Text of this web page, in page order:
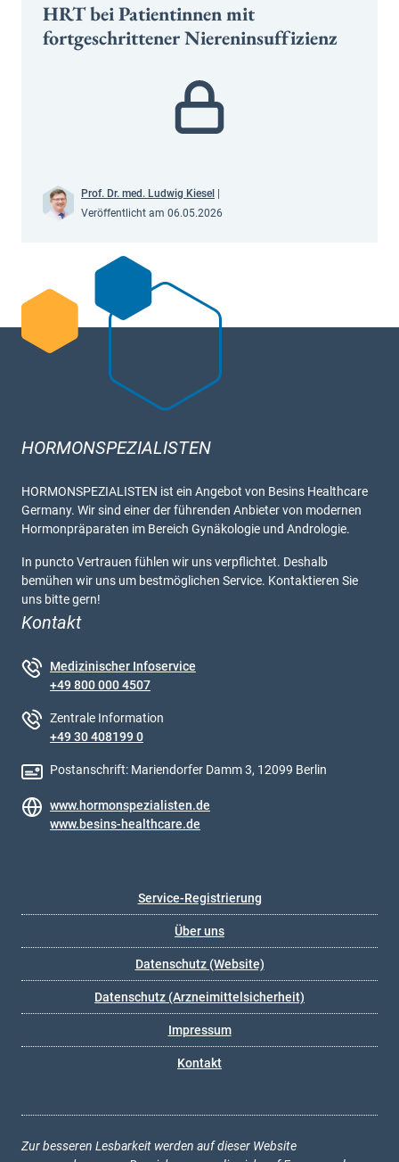
HRT bei Patientinnen mit
fortgeschrittener Niereninsuffizienz
Prof. Dr. med. Ludwig Kiesel
Veröffentlicht am 06.05.2026
HORMONSPEZIALISTEN
HORMONSPEZIALISTEN ist ein Angebot von Besins Healthcare
Germany. Wir sind einer der führenden Anbieter von modernen
Hormonpräparaten im Bereich Gynäkologie und Andrologie.
In puncto Vertrauen fühlen wir uns verpflichtet. Deshalb
bemühen wir uns um bestmöglichen Service. Kontaktieren Sie
uns bitte gern!
Kontakt
Medizinischer Infoservice
+49 800 000 4507
Zentrale Information
+49 30 408199 0
Postanschrift: Mariendorfer Damm 3, 12099 Berlin
www.hormonspezialisten.de
www.besins-healthcare.de
Service-Registrierung
Über uns
Datenschutz (Website)
Datenschutz (Arzneimittelsicherheit)
Impressum
Kontakt
Zur besseren Lesbarkeit werden auf dieser Website